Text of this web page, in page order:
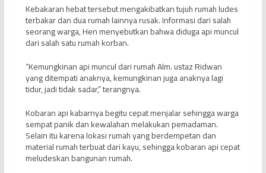
Kebakaran hebat tersebut mengakibatkan tujuh rumah ludes
terbakar dan dua rumah lainnya rusak. Informasi dari salah
seorang warga, Hen menyebutkan bahwa diduga api muncul
dari salah satu rumah korban.
“Kemungkinan api muncul dari rumah Alm. ustaz Ridwan
yang ditempati anaknya, kemungkinan juga anaknya lagi
tidur, jadi tidak sadar,” terangnya.
Kobaran api kabarnya begitu cepat menjalar sehingga warga
sempat panik dan kewalahan melakukan pemadaman.
Selain itu karena lokasi rumah yang berdempetan dan
material rumah terbuat dari kayu, sehingga kobaran api cepat
meludeskan bangunan rumah.